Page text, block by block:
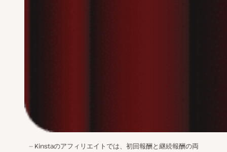
Kinstaのアフィリエイトでは、初回報酬と継続報酬の両